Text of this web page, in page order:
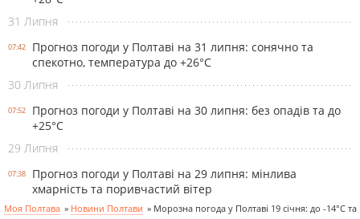
31 Липня
07:42
Прогноз погоди у Полтаві на 31 липня: сонячно та
спекотно, температура до +26°С
30 Липня
07:52
Прогноз погоди у Полтаві на 30 липня: без опадів та до
+25°С
29 Липня
07:38
Прогноз погоди у Полтаві на 29 липня: мінлива
хмарність та поривчастий вітер
Моя Полтава » Новини Полтави » Морозна погода у Полтаві 19 січня: до -14°С та